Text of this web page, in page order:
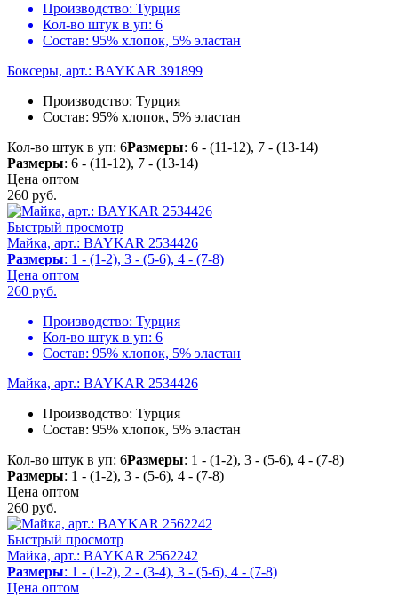
Производство: Турция
Кол-во штук в уп: 6
Состав: 95% хлопок, 5% эластан
Боксеры, арт.: BAYKAR 391899
Производство: Турция
Состав: 95% хлопок, 5% эластан
Кол-во штук в уп: 6Размеры: 6 - (11-12), 7 - (13-14)
Размеры: 6 - (11-12), 7 - (13-14)
Цена оптом
260 руб.
Быстрый просмотр
Майка, арт.: BAYKAR 2534426
Размеры: 1 - (1-2), 3 - (5-6), 4 - (7-8)
Цена оптом
260 руб.
Производство: Турция
Кол-во штук в уп: 6
Состав: 95% хлопок, 5% эластан
Майка, арт.: BAYKAR 2534426
Производство: Турция
Состав: 95% хлопок, 5% эластан
Кол-во штук в уп: 6Размеры: 1 - (1-2), 3 - (5-6), 4 - (7-8)
Размеры: 1 - (1-2), 3 - (5-6), 4 - (7-8)
Цена оптом
260 руб.
Быстрый просмотр
Майка, арт.: BAYKAR 2562242
Размеры: 1 - (1-2), 2 - (3-4), 3 - (5-6), 4 - (7-8)
Цена оптом